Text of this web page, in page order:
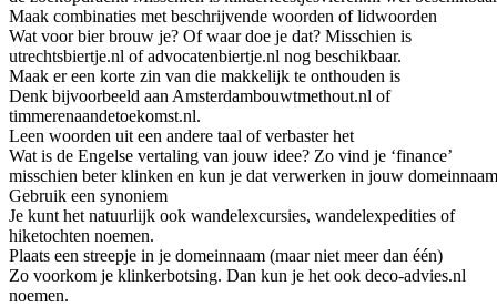
Maak combinaties met beschrijvende woorden of lidwoorden
Wat voor bier brouw je? Of waar doe je dat? Misschien is
utrechtsbiertje.nl of advocatenbiertje.nl nog beschikbaar.
Maak er een korte zin van die makkelijk te onthouden is
Denk bijvoorbeeld aan Amsterdambouwtmethout.nl of
timmerenaandetoekomst.nl.
Leen woorden uit een andere taal of verbaster het
Wat is de Engelse vertaling van jouw idee? Zo vind je ‘finance’
misschien beter klinken en kun je dat verwerken in jouw
Gebruik een synoniem
Je kunt het natuurlijk ook wandelexcursies, wandelexpedities of
hiketochten noemen.
Plaats een streepje in je domeinnaam (maar niet meer dan één)
Zo voorkom je klinkerbotsing. Dan kun je het ook deco-advies.nl
noemen.